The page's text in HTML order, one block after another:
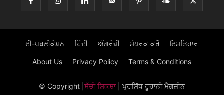
ਈ-ਪਬਲੀਕੇਸ਼ਨ ਹਿੰਦੀ ਅੰਗਰੇਜ਼ੀ ਸੰਪਰਕ ਕਰੋ ਇਸ਼ਤਿਹਾਰ
About Us Privacy Policy Terms & Conditions
© Copyright ਸੱਚੀ ਸ਼ਿਕਸ਼ਾ| ਪ੍ਰਸਿੱਧ ਰੂਹਾਨੀ ਮੈਗਜ਼ੀਨ